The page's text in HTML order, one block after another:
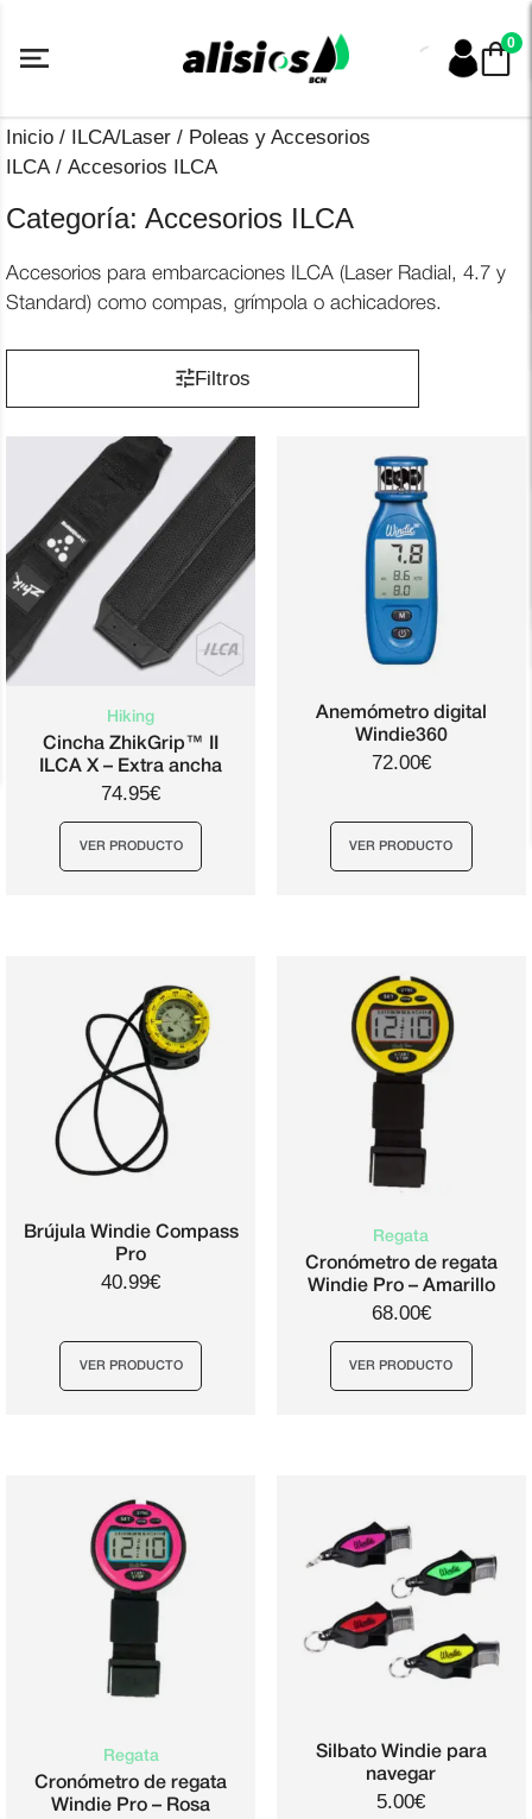
contenido
0
Inicio / ILCA/Laser / Poleas y Accesorios
ILCA/ Accesorios ILCA
Categoría: Accesorios ILCA
Accesorios para embarcaciones ILCA (Laser Radial, 4.7 y
Standard) como compas, grímpola o achicadores.
Filtros
Hiking
Cincha ZhikGrip™ II
ILCA X – Extra ancha
74.95€
VER PRODUCTO
Anemómetro digital
Windie360
72.00€
VER PRODUCTO
Brújula Windie Compass
Pro
40.99€
VER PRODUCTO
Regata
Cronómetro de regata
Windie Pro – Amarillo
68.00€
VER PRODUCTO
Regata
Cronómetro de regata
Windie Pro – Rosa
Silbato Windie para
navegar
5.00€